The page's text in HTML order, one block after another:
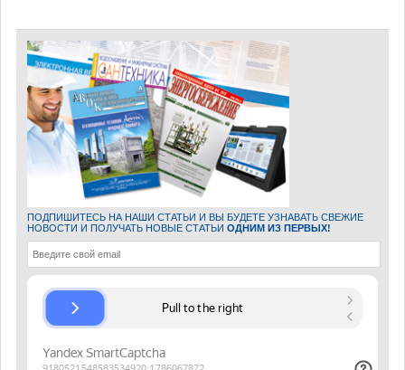
ПОДПИШИТЕСЬ НА НАШИ СТАТЬИ И ВЫ БУДЕТЕ УЗНАВАТЬ СВЕЖИЕ
НОВОСТИ И ПОЛУЧАТЬ НОВЫЕ СТАТЬИ ОДНИМ ИЗ ПЕРВЫХ!